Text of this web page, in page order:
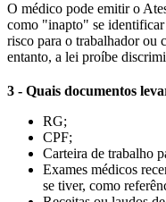
O médico pode emitir o
como "inapto" se identificar
risco para o trabalhador ou
entanto, a lei proíbe
3 - Quais documentos
RG;
CPF;
Carteira de trabalho
Exames médicos
se tiver, como